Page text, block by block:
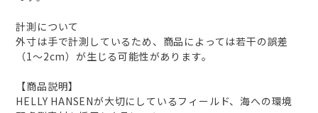
計測について
外寸は手で計測しているため、商品によっては若干の誤差
（1～2cm）が生じる可能性があります。
【商品説明】
HELLY HANSENが大切にしているフィールド、海への環境